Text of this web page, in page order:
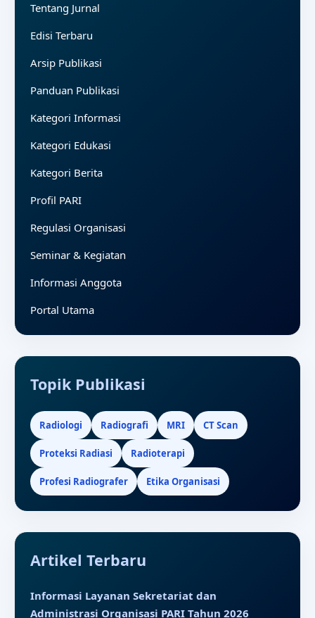
Tentang Jurnal
Edisi Terbaru
Arsip Publikasi
Panduan Publikasi
Kategori Informasi
Kategori Edukasi
Kategori Berita
Profil PARI
Regulasi Organisasi
Seminar & Kegiatan
Informasi Anggota
Portal Utama
Topik Publikasi
Radiologi Radiografi MRI CT Scan
Proteksi Radiasi Radioterapi
Profesi Radiografer Etika Organisasi
Artikel Terbaru
Informasi Layanan Sekretariat dan
Administrasi Organisasi PARI Tahun 2026